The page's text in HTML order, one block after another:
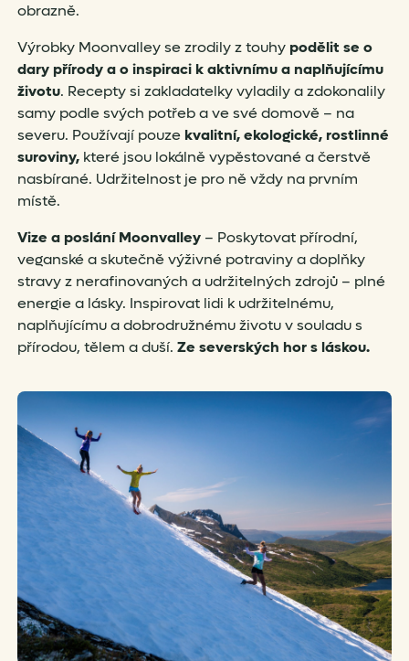
obrazně.
Výrobky Moonvalley se zrodily z touhy podělit se o
dary přírody a o inspiraci k aktivnímu a naplňujícímu
životu. Recepty si zakladatelky vyladily a zdokonalily
samy podle svých potřeb a ve své domově – na
severu. Používají pouze kvalitní, ekologické, rostlinné
suroviny,které jsou lokálně vypěstované a čerstvě
nasbírané. Udržitelnost je pro ně vždy na prvním
místě.
Vize a poslání Moonvalley– Poskytovat přírodní,
veganské a skutečně výživné potraviny a doplňky
stravy z nerafinovaných a udržitelných zdrojů – plné
energie a lásky. Inspirovat lidi k udržitelnému,
naplňujícímu a dobrodružnému životu v souladu s
přírodou, tělem a duší. Ze severských hor s láskou.